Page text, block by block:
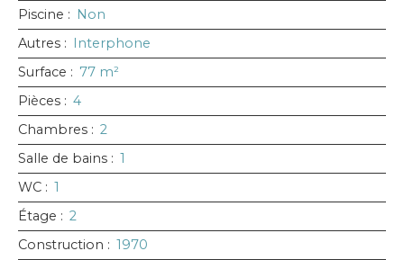
Piscine : Non
Autres : Interphone
Surface : 77 m²
Pièces : 4
Chambres : 2
Salle de bains : 1
WC : 1
Étage : 2
Construction : 1970